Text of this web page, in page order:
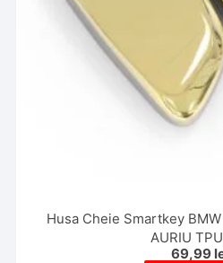
Husa Cheie Smartkey
AURIU
69,99